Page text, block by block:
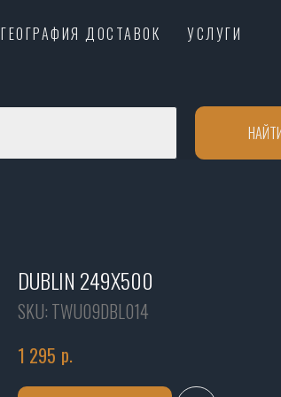
ГЕОГРАФИЯ ДОСТАВОК
УСЛУГИ
DUBLIN 249X500
SKU: TWU09DBL014
1 295 р.